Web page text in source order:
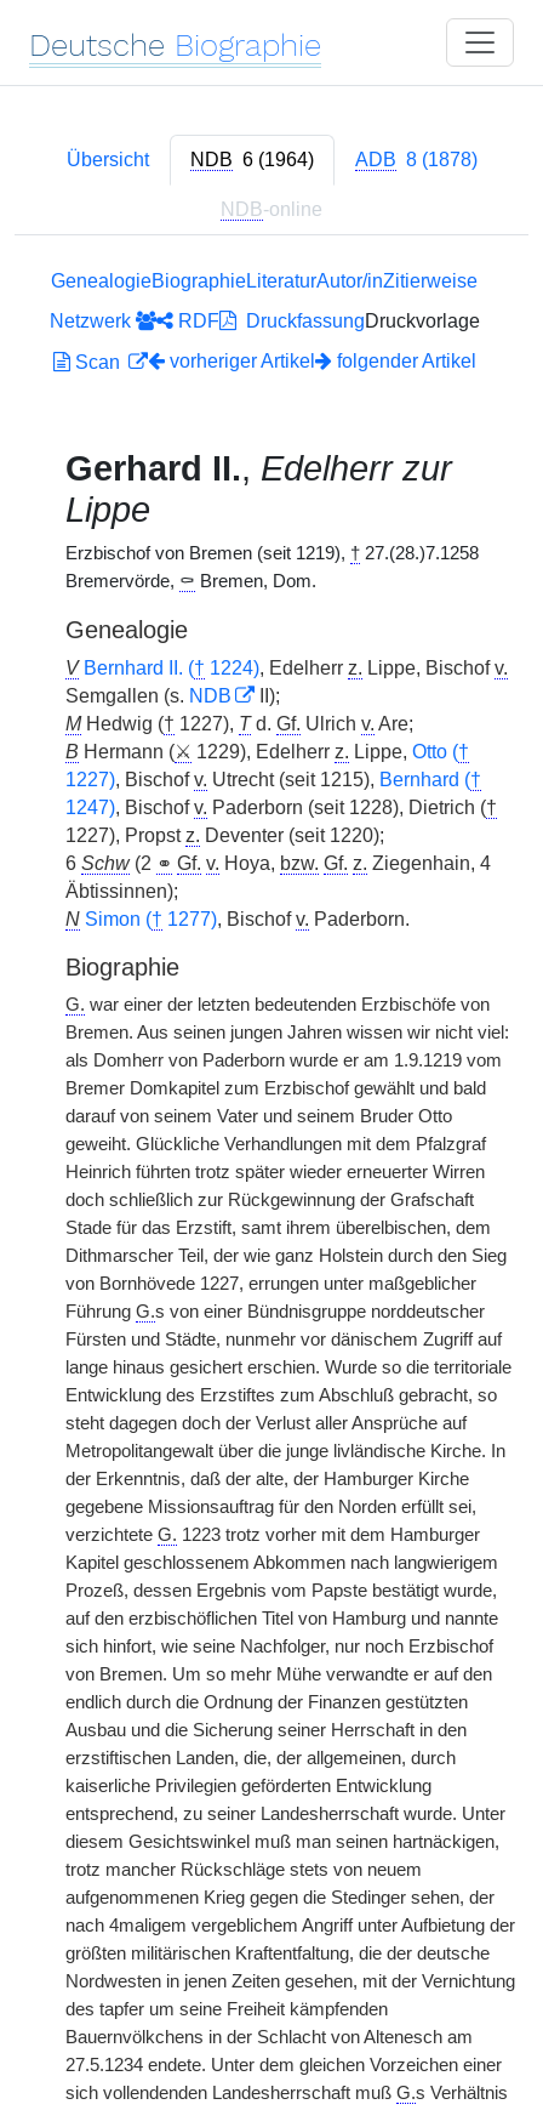
Deutsche Biographie
Übersicht NDB 6 (1964) ADB 8 (1878)
NDB-online
GenealogieBiographieLiteraturAutor/inZitierweise
Netzwerk
RDF DruckfassungDruckvorlage
Scan
vorheriger Artikel folgender Artikel
Gerhard II., Edelherr zur
Lippe
Erzbischof von Bremen (seit 1219), † 27.(28.)7.1258
Bremervörde, ⚰ Bremen, Dom.
Genealogie
V Bernhard II. († 1224), Edelherr z. Lippe, Bischofv.
Semgallen (s. NDB
II);
MHedwig († 1227), Td. Gf. Ulrich v. Are;
B Hermann (⚔ 1229), Edelherr z. Lippe, Otto (†
1227), Bischofv. Utrecht (seit 1215), Bernhard (†
1247), Bischofv. Paderborn (seit 1228), Dietrich (†
1227), Propst z. Deventer (seit 1220);
6 Schw(2 ⚭ Gf. v. Hoya, bzw. Gf. z. Ziegenhain, 4
Äbtissinnen);
N Simon († 1277), Bischofv. Paderborn.
Biographie
G. war einer der letzten bedeutenden Erzbischöfe von
Bremen. Aus seinen jungen Jahren wissen wir nicht viel:
als Domherr von Paderborn wurde er am 1.9.1219 vom
Bremer Domkapitel zum Erzbischof gewählt und bald
darauf von seinem Vater und seinem Bruder Otto
geweiht. Glückliche Verhandlungen mit dem Pfalzgraf
Heinrich führten trotz später wieder erneuerter Wirren
doch schließlich zur Rückgewinnung der Grafschaft
Stade für das Erzstift, samt ihrem überelbischen, dem
Dithmarscher Teil, der wie ganz Holstein durch den Sieg
von Bornhövede 1227, errungen unter maßgeblicher
Führung G.s von einer Bündnisgruppe norddeutscher
Fürsten und Städte, nunmehr vor dänischem Zugriff auf
lange hinaus gesichert erschien. Wurde so die territoriale
Entwicklung des Erzstiftes zum Abschluß gebracht, so
steht dagegen doch der Verlust aller Ansprüche auf
Metropolitangewalt über die junge livländische Kirche. In
der Erkenntnis, daß der alte, der Hamburger Kirche
gegebene Missionsauftrag für den Norden erfüllt sei,
verzichtete G. 1223 trotz vorher mit dem Hamburger
Kapitel geschlossenem Abkommen nach langwierigem
Prozeß, dessen Ergebnis vom Papste bestätigt wurde,
auf den erzbischöflichen Titel von Hamburg und nannte
sich hinfort, wie seine Nachfolger, nur noch Erzbischof
von Bremen. Um so mehr Mühe verwandte er auf den
endlich durch die Ordnung der Finanzen gestützten
Ausbau und die Sicherung seiner Herrschaft in den
erzstiftischen Landen, die, der allgemeinen, durch
kaiserliche Privilegien geförderten Entwicklung
entsprechend, zu seiner Landesherrschaft wurde. Unter
diesem Gesichtswinkel muß man seinen hartnäckigen,
trotz mancher Rückschläge stets von neuem
aufgenommenen Krieg gegen die Stedinger sehen, der
nach 4maligem vergeblichem Angriff unter Aufbietung der
größten militärischen Kraftentfaltung, die der deutsche
Nordwesten in jenen Zeiten gesehen, mit der Vernichtung
des tapfer um seine Freiheit kämpfenden
Bauernvölkchens in der Schlacht von Altenesch am
27.5.1234 endete. Unter dem gleichen Vorzeichen einer
sich vollendenden Landesherrschaft muß G.s Verhältnis